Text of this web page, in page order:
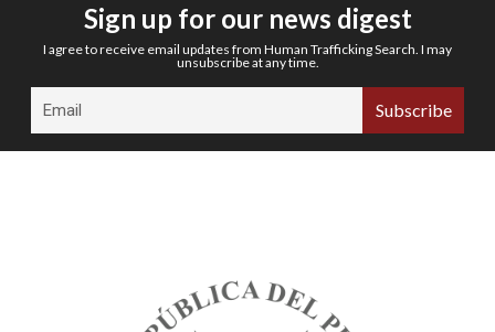
Sign up for our news digest
I agree to receive email updates from Human Trafficking Search. I may
unsubscribe at any time.